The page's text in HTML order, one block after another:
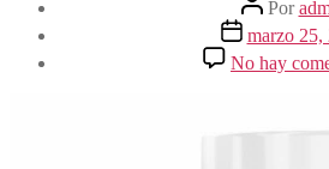
de
la
entrada
Por
Fecha
de
la
marzo 25,
No hay